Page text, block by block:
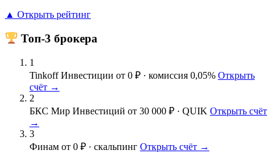
▲ Открыть рейтинг
Топ-3 брокера
1
Tinkoff Инвестиции от 0 ₽ · комиссия 0,05% Открыть
счёт →
2
БКС Мир Инвестиций от 30 000 ₽ · QUIK Открыть счёт
→
3
Финам от 0 ₽ · скальпинг Открыть счёт →